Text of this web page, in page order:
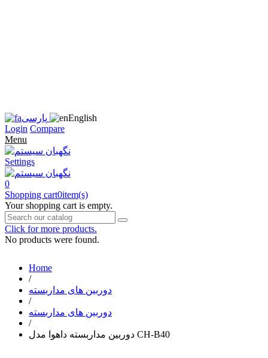
پارسی
English
Login Compare
Menu
Settings
0
Shopping cart0item(s)
Your shopping cart is empty.
Click for more products.
No products were found.
Home
/
دوربین های مداربسته
/
دوربین های مداربسته
/
دوربین مداربسته داهوا مدل CH-B40